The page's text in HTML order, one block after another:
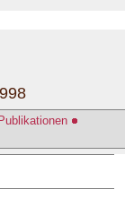
Publikationen